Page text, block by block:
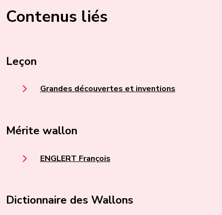
Contenus liés
Leçon
Grandes découvertes et inventions
Mérite wallon
ENGLERT François
Dictionnaire des Wallons